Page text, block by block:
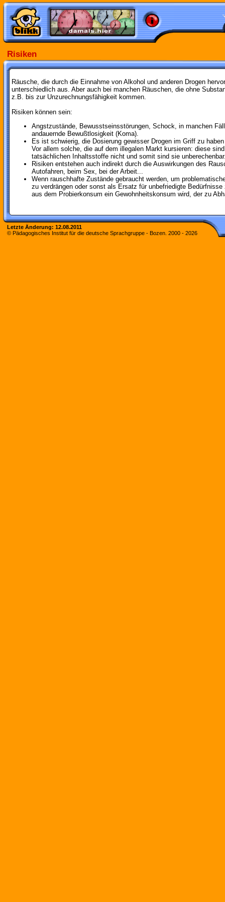
Risiken
Räusche, die durch die Einnahme von Alkohol und anderen Drogen
unterschiedlich aus. Aber auch bei manchen Räuschen, die ohne
z.B. bis zur Unzurechnungsfähigkeit kommen.
Risiken können sein:
Angstzustände, Bewusstseinsstörungen, Schock, in manchen
andauernde Bewußtlosigkeit (Koma).
Es ist schwierig, die Dosierung gewisser Drogen im Griff zu
Vor allem solche, die auf dem illegalen Markt kursieren: diese
tatsächlichen Inhaltsstoffe nicht und somit sind sie
Risiken entstehen auch indirekt durch die Auswirkungen des
Autofahren, beim Sex, bei der Arbeit...
Wenn rauschhafte Zustände gebraucht werden, um
zu verdrängen oder sonst als Ersatz für unbefriedigte
aus dem Probierkonsum ein Gewohnheitskonsum wird, der zu
Letzte Änderung: 12.08.2011
© Pädagogisches Institut für die deutsche Sprachgruppe - Bozen. 2000 - 2026